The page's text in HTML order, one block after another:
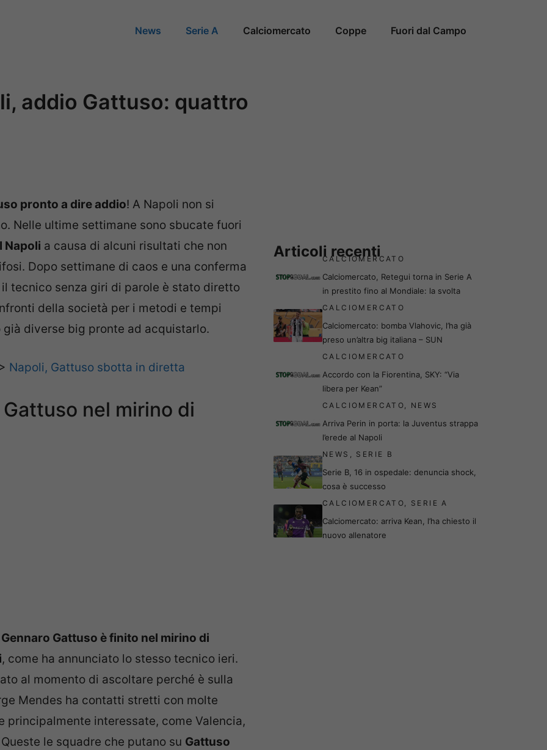
News Serie A Calciomercato Coppe Fuori dal Campo
addio Gattuso: quattro
pronto a dire addio! A Napoli non si
Nelle ultime settimane sono sbucate fuori
Napoli a causa di alcuni risultati che non
Dopo settimane di caos e una conferma
tecnico senza giri di parole è stato diretto
della società per i metodi e tempi
già diverse big pronte ad acquistarlo.
Napoli, Gattuso sbotta in diretta
nel mirino di
Gennaro Gattuso è finito nel mirino di
, come ha annunciato lo stesso tecnico ieri.
al momento di ascoltare perché è sulla
Mendes ha contatti stretti con molte
principalmente interessate, come Valencia,
le squadre che putano su Gattuso
Articoli recenti
CALCIOMERCATO
Calciomercato, Retegui torna in Serie A
in prestito fino al Mondiale: la svolta
CALCIOMERCATO
Calciomercato: bomba Vlahovic, l’ha già
preso un’altra big italiana – SUN
CALCIOMERCATO
Accordo con la Fiorentina, SKY: “Via
libera per Kean”
CALCIOMERCATO, NEWS
Arriva Perin in porta: la Juventus strappa
l’erede al Napoli
NEWS , SERIE B
Serie B, 16 in ospedale: denuncia shock,
cosa è successo
CALCIOMERCATO, SERIE A
Calciomercato: arriva Kean, l’ha chiesto il
nuovo allenatore